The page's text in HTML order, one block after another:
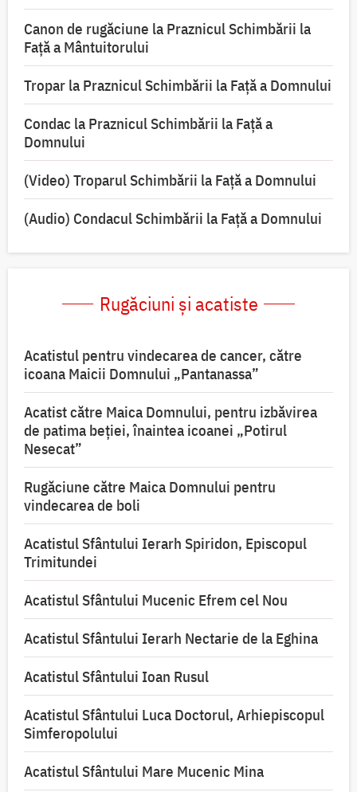
Canon de rugăciune la Praznicul Schimbării la
Față a Mântuitorului
Tropar la Praznicul Schimbării la Faţă a Domnului
Condac la Praznicul Schimbării la Faţă a
Domnului
(Video) Troparul Schimbării la Față a Domnului
(Audio) Condacul Schimbării la Față a Domnului
Rugăciuni și acatiste
Acatistul pentru vindecarea de cancer, către
icoana Maicii Domnului „Pantanassa”
Acatist către Maica Domnului, pentru izbăvirea
de patima beției, înaintea icoanei „Potirul
Nesecat”
Rugăciune către Maica Domnului pentru
vindecarea de boli
Acatistul Sfântului Ierarh Spiridon, Episcopul
Trimitundei
Acatistul Sfântului Mucenic Efrem cel Nou
Acatistul Sfântului Ierarh Nectarie de la Eghina
Acatistul Sfântului Ioan Rusul
Acatistul Sfântului Luca Doctorul, Arhiepiscopul
Simferopolului
Acatistul Sfântului Mare Mucenic Mina